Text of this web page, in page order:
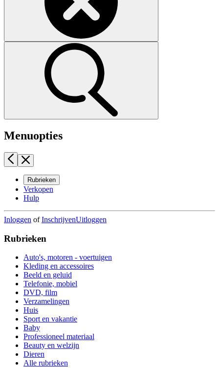
Menuopties
Rubrieken
Verkopen
Hulp
Inloggen ofInschrijvenUitloggen
Rubrieken
Auto's, motoren - voertuigen
Kleding en accessoires
Beeld en geluid
Telefonie, mobiel
DVD, film
Verzamelingen
Huis
Sport en vakantie
Baby
Professioneel materiaal
Beauty en welzijn
Dieren
Alle rubrieken